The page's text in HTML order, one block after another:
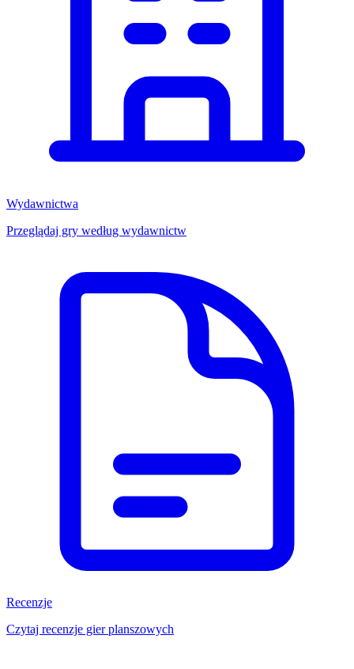
Wydawnictwa
Przeglądaj gry według wydawnictw
Recenzje
Czytaj recenzje gier planszowych